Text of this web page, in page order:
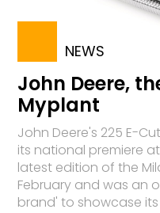
NEWS
John Deere,
Myplant
John Deere's 225 E-
its national premiere
latest edition of the
February and was an
brand' to showcase